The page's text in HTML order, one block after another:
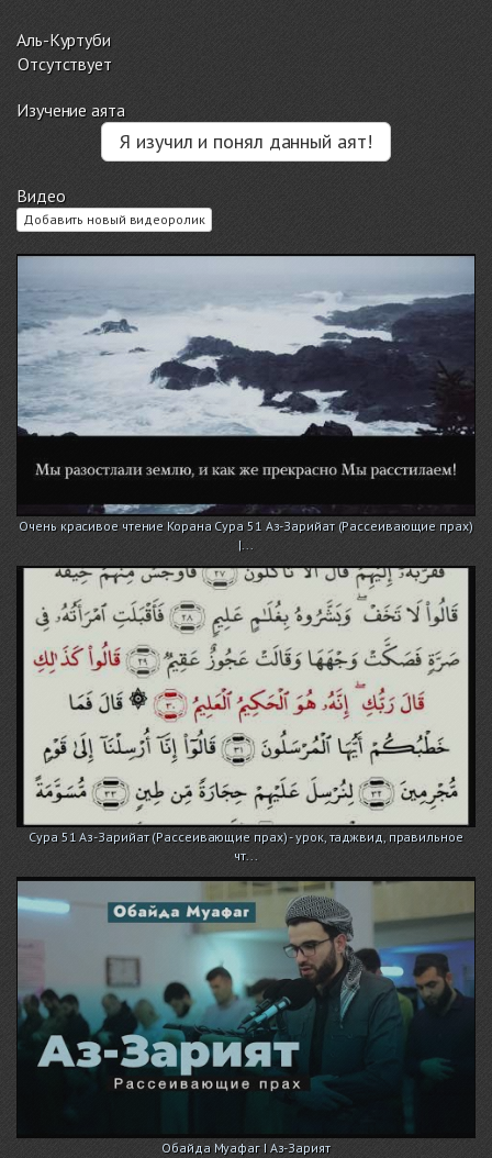
Аль-Куртуби
Отсутствует
Изучение аята
Я изучил и понял данный аят!
Видео
Добавить новый видеоролик
Очень красивое чтение Корана Сура 51 Аз-Зарийат (Рассеивающие прах)
|...
Сура 51 Аз-Зарийат (Рассеивающие прах) - урок, таджвид, правильное
чт...
Обайда Муафаг I Аз-Зарият